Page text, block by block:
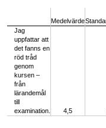
Medelvärde
Jag
uppfattar att
det fanns en
röd tråd
genom
kursen –
från
lärandemål
till
examination.
4,5